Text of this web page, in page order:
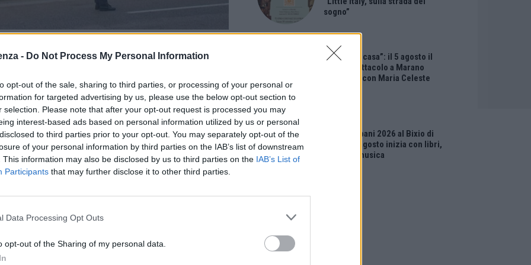
- Do Not Process My Personal Information
opt-out of the sale, sharing to third parties, or processing of your personal or
for targeted advertising by us, please use the below opt-out section to
selection. Please note that after your opt-out request is processed you may
interest-based ads based on personal information utilized by us or personal
to third parties prior to your opt-out. You may separately opt-out of the
of your personal information by third parties on the IAB’s list of downstream
This information may also be disclosed by us to third parties on the IAB’s List of
Participants that may further disclose it to other third parties.
Data Processing Opt Outs
opt-out of the Sharing of my personal data.
- Advertisement -
Provinciale di
su crediti d’imposta, beni e denaro per un
provvedimento, emesso dal giudice per le Indagini
società riconducibili a due individui indagati per i
tentata truffa a danno dello Stato, truffa
e autoriciclaggio.
con l’Autorità Giudiziaria scaligera, un
da due imprenditori edili veronesi che, tramite il
e ceduto – a danno di 26 ignari committenti –
di 4.659.192 euro, dichiarando interventi edilizi
Vicenza, Verona e Padova.
sogno”
“Teatro in casa”: il 5 agosto il
primo spettacolo a Marano
Vicentino con Maria Celeste
Salotti Urbani 2026 al Bixio di
Vicenza: agosto inizia con libri,
poesie e musica